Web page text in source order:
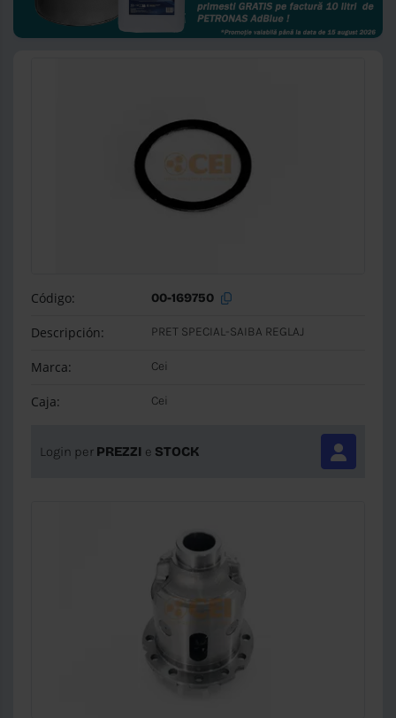
Código: 00-169750
Descripción: PRET SPECIAL-SAIBA REGLAJ
Marca: Cei
Caja: Cei
Login per PREZZI e STOCK